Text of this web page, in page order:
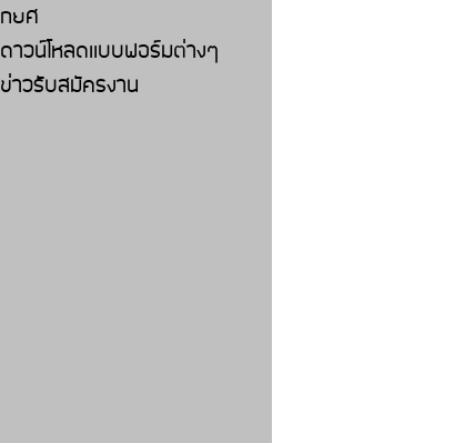
กยศ
ดาวน์โหลดเเบบฟอร์มต่างๆ
ข่าวรับสมัครงาน